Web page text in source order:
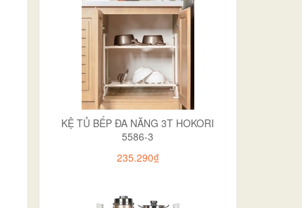
KỆ TỦ BẾP ĐA NĂNG 3T HOKORI
5586-3
235.290₫